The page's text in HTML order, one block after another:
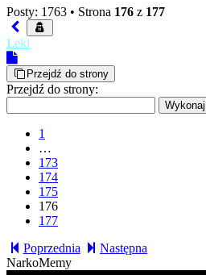
Posty: 1763 • Strona 176 z 177
Leki
Przejdź do strony
Przejdź do strony:
1
…
173
174
175
176
177
Poprzednia
Następna
NarkoMemy